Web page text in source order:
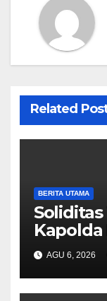
Related
BERITA UTAMA
Kapolda
AGU 6, 2026